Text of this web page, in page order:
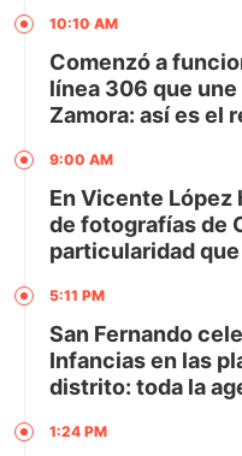
10:10 AM
Comenzó a
línea 306 que
Zamora: así es el
9:00 AM
En Vicente López
de fotografías de
particularidad
5:11 PM
San Fernando
Infancias en las
distrito: toda la
1:24 PM